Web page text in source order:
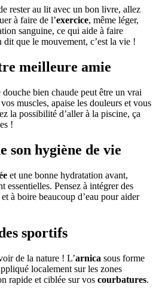
rester au lit avec un bon livre, allez
à faire de l’exercice, même léger,
sanguine, ce qui aide à faire
que le mouvement, c’est la vie !
meilleure amie
douche bien chaude peut être un vrai
muscles, apaise les douleurs et vous
la possibilité d’aller à la piscine, ça
!
son hygiène de vie
et une bonne hydratation avant,
essentielles. Pensez à intégrer des
à boire beaucoup d’eau pour aider
sportifs
de la nature ! L’arnica sous forme
localement sur les zones
rapide et ciblée sur vos courbatures.